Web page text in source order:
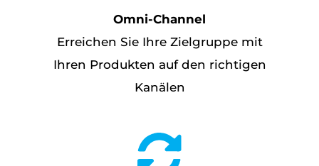
Omni-Channel
Erreichen Sie Ihre Zielgruppe mit
Ihren Produkten auf den richtigen
Kanälen